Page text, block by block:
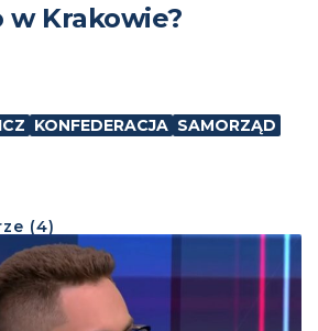
Krakowie?
KONFEDERACJA SAMORZĄD
(4)